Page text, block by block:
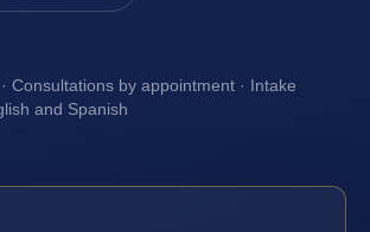
Consultations by appointment · Intake
and Spanish